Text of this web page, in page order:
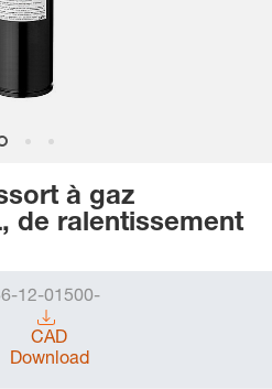
à gaz
de ralentissement
12-01500-
CAD
Download